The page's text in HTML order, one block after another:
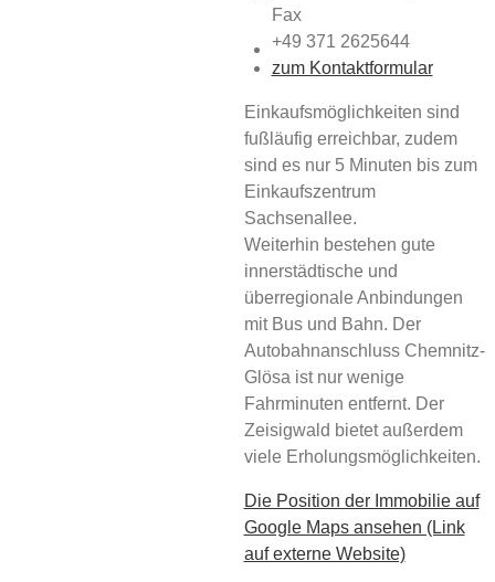
Fax
+49 371 2625644
zum Kontaktformular
Einkaufsmöglichkeiten sind
fußläufig erreichbar, zudem
sind es nur 5 Minuten bis zum
Einkaufszentrum
Sachsenallee.
Weiterhin bestehen gute
innerstädtische und
überregionale Anbindungen
mit Bus und Bahn. Der
Autobahnanschluss Chemnitz-
Glösa ist nur wenige
Fahrminuten entfernt. Der
Zeisigwald bietet außerdem
viele Erholungsmöglichkeiten.
Die Position der Immobilie auf
Google Maps ansehen (Link
auf externe Website)